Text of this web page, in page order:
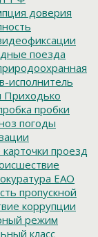
доверия
поезда
исполнитель
Приходько
пробки
погоды
проезд
ЕАО
пропускной
коррупции
режим
класс